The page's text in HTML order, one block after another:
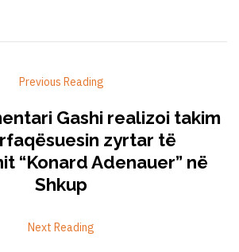
Previous Reading
Gashi realizoi takim
zyrtar të
“Konard Adenauer” në
Shkup
Next Reading